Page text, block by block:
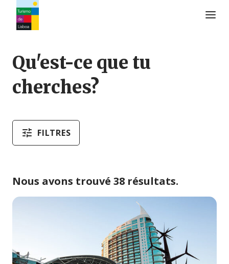
Qu'est-ce que tu
cherches?
FILTRES
Nous avons trouvé 38 résultats.